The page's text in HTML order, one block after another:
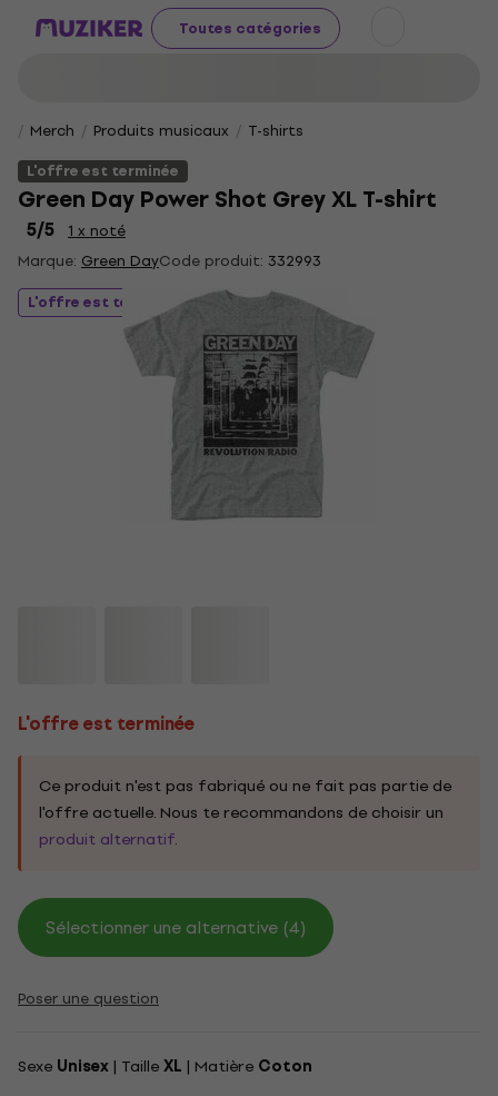
Toutes catégories
Merch Produits musicaux
T-shirts
L'offre est terminée
Green Day Power Shot Grey XL T-shirt
5/5
1 x noté
Marque: Green DayCode produit: 332993
L'offre est terminée
L'offre est terminée
Ce produit n'est pas fabriqué ou ne fait pas partie de
l'offre actuelle. Nous te recommandons de choisir un
produit alternatif.
Sélectionner une alternative (4)
Poser une question
Sexe Unisex | TailleXL | Matière Coton